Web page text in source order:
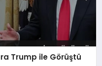
Trump ile Görüştü